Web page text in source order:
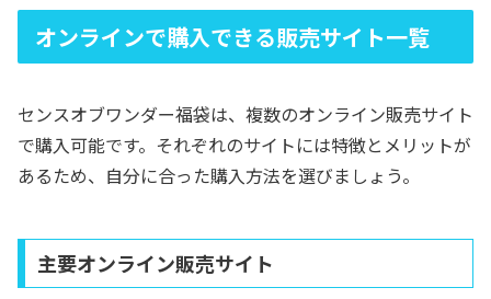
オンラインで購入できる販売サイト一覧
センスオブワンダー福袋は、複数のオンライン販売サイト
で購入可能です。それぞれのサイトには特徴とメリットが
あるため、自分に合った購入方法を選びましょう。
主要オンライン販売サイト